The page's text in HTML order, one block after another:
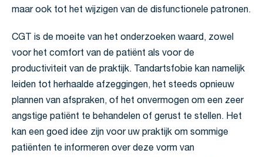
maar ook tot het wijzigen van de disfunctionele patronen.
CGT is de moeite van het onderzoeken waard, zowel
voor het comfort van de patiënt als voor de
productiviteit van de praktijk. Tandartsfobie kan namelijk
leiden tot herhaalde afzeggingen, het steeds opnieuw
plannen van afspraken, of het onvermogen om een zeer
angstige patiënt te behandelen of gerust te stellen. Het
kan een goed idee zijn voor uw praktijk om sommige
patiënten te informeren over deze vorm van